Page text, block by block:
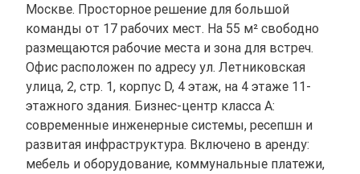
Москве. Просторное решение для большой
команды от 17 рабочих мест. На 55 м² свободно
размещаются рабочие места и зона для встреч.
Офис расположен по адресу ул. Летниковская
улица, 2, стр. 1, корпус D, 4 этаж, на 4 этаже 11-
этажного здания. Бизнес-центр класса A:
современные инженерные системы, ресепшн и
развитая инфраструктура. Включено в аренду:
мебель и оборудование, коммунальные платежи,